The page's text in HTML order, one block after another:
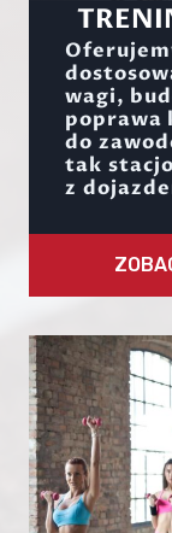
wagi,
poprawa
do
tak
z